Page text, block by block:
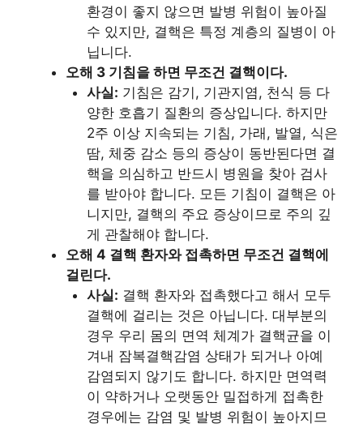
환경이 좋지 않으면 발병 위험이 높아질
수 있지만, 결핵은 특정 계층의 질병이 아
닙니다.
오해 3 기침을 하면 무조건 결핵이다.
사실: 기침은 감기, 기관지염, 천식 등 다
양한 호흡기 질환의 증상입니다. 하지만
2주 이상 지속되는 기침, 가래, 발열, 식은
땀, 체중 감소 등의 증상이 동반된다면 결
핵을 의심하고 반드시 병원을 찾아 검사
를 받아야 합니다. 모든 기침이 결핵은 아
니지만, 결핵의 주요 증상이므로 주의 깊
게 관찰해야 합니다.
오해 4 결핵 환자와 접촉하면 무조건 결핵에
걸린다.
사실: 결핵 환자와 접촉했다고 해서 모두
결핵에 걸리는 것은 아닙니다. 대부분의
경우 우리 몸의 면역 체계가 결핵균을 이
겨내 잠복결핵감염 상태가 되거나 아예
감염되지 않기도 합니다. 하지만 면역력
이 약하거나 오랫동안 밀접하게 접촉한
경우에는 감염 및 발병 위험이 높아지므